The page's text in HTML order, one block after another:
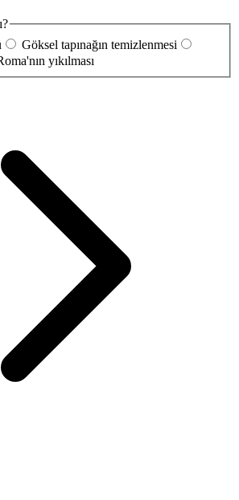
Göksel tapınağın temizlenmesi
yıkılması